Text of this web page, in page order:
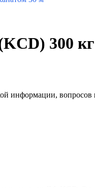
300
информации,